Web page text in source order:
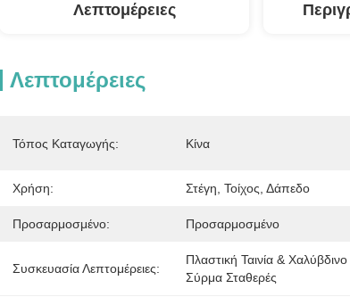
Λεπτομέρειες
Λεπτομέρειες
Τόπος Καταγωγής: Κίνα
Χρήση: Στέγη, Τοίχος, Δάπεδο
Προσαρμοσμένο: Προσαρμοσμένο
Συσκευασία Λεπτομέρειες:
Πλαστική Ταινία & Χαλύβδινο
Σύρμα Σταθερές